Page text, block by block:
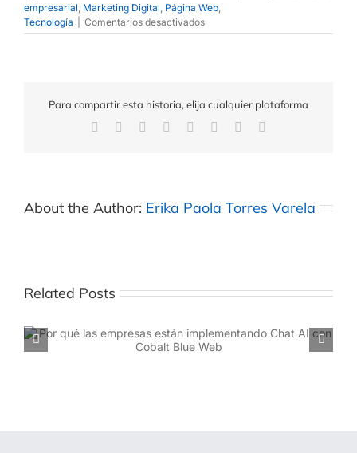
empresarial Marketing Digital Página Web
Tecnología
Comentarios desactivados
Para compartir esta historia, elija cualquier plataforma
About the Author: Erika Paola Torres Varela
Related Posts
Las ventajas de implementar un Chat AI empresarial